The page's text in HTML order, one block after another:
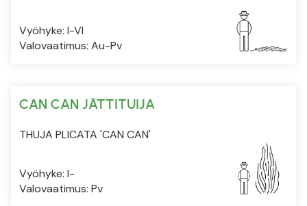
Vyöhyke: I-VI
Valovaatimus: Au-Pv
CAN CAN JÄTTITUIJA
THUJA PLICATA 'CAN CAN'
Vyöhyke: I-
Valovaatimus: Pv